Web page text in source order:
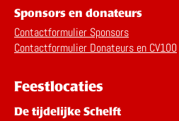
Sponsors en donateurs
Contactformulier Sponsors
Contactformulier Donateurs en CV100
Feestlocaties
De tijdelijke Schelft